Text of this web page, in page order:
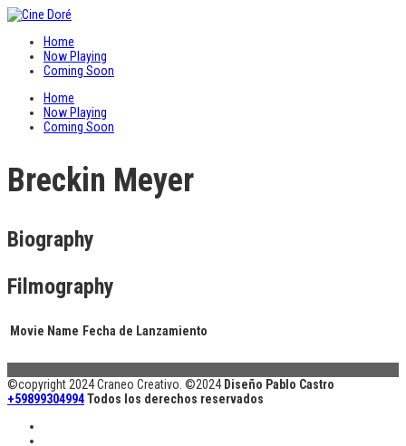
Home
Now Playing
Coming Soon
Home
Now Playing
Coming Soon
Breckin Meyer
Biography
Filmography
Movie Name Fecha de Lanzamiento
©copyright 2024 Craneo Creativo. ©2024 Diseño Pablo Castro
+59899304994Todos los derechos reservados